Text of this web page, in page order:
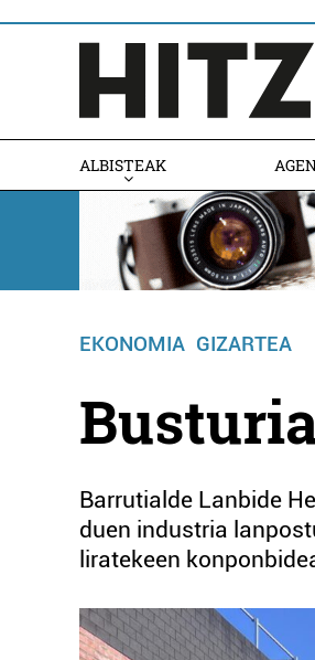
ALBISTEAK
EKONOMIA GIZARTEA
Barrutialde Lanbide
duen industria
liratekeen